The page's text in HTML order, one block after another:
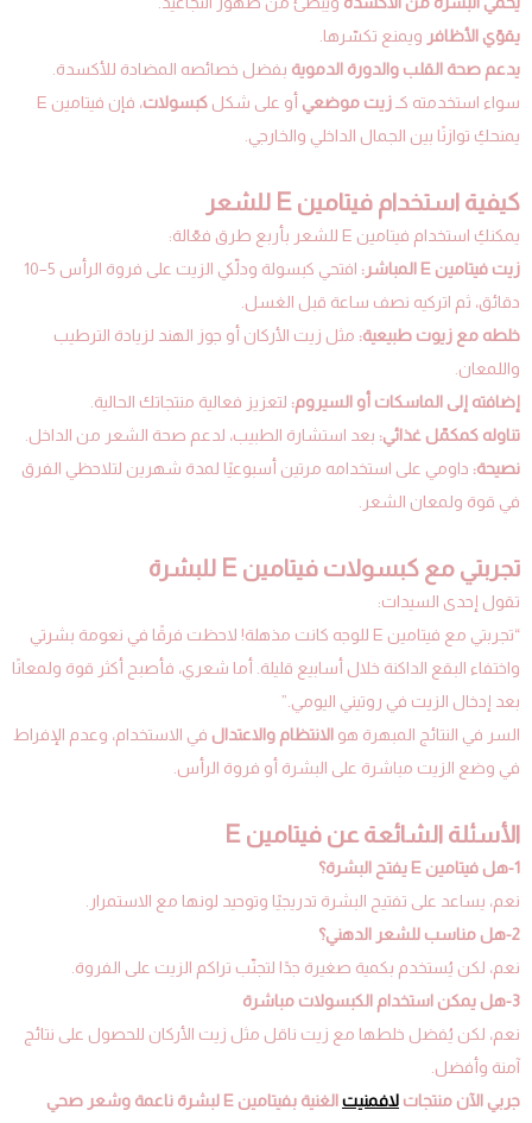
يقوّي الأظافر ويمنع تكسّرها.
يدعم صحة القلب والدورة الدموية بفضل خصائصه المضادة للأكسدة.
سواء استخدمته كـزيت موضعي أو على شكل كبسولات
، فإن فيتامين E
يمنحكِ توازنًا بين الجمال الداخلي والخارجي.
كيفية استخدام فيتامين E للشعر
يمكنكِ استخدام فيتامين E للشعر بأربع طرق فعّالة:
زيت فيتامين E المباشر:
افتحي كبسولة ودلّكي الزيت على فروة الرأس 5–10
دقائق، ثم اتركيه نصف ساعة قبل الغسل.
خلطه مع زيوت طبيعية: مثل زيت الأركان أو جوز الهند لزيادة الترطيب
واللمعان.
إضافته إلى الماسكات أو السيروم: لتعزيز فعالية منتجاتك الحالية.
تناوله كمكمّل غذائي: بعد استشارة الطبيب، لدعم صحة الشعر من الداخل.
نصيحة: داومي على استخدامه مرتين أسبوعيًا لمدة شهرين لتلاحظي الفرق
في قوة ولمعان الشعر.
تجربتي مع كبسولات فيتامين E للبشرة
تقول إحدى السيدات:
“تجربتي مع فيتامين E للوجه كانت مذهلة! لاحظت فرقًا في نعومة بشرتي
واختفاء البقع الداكنة خلال أسابيع قليلة. أما شعري، فأصبح أكثر قوة ولمعانًا
بعد إدخال الزيت في روتيني اليومي.”
السر في النتائج المبهرة هو الانتظام والاعتدال في الاستخدام، وعدم الإفراط
في وضع الزيت مباشرة على البشرة أو فروة الرأس.
الأسئلة الشائعة عن فيتامين E
1-هل فيتامين E يفتح البشرة؟
نعم، يساعد على تفتيح البشرة تدريجيًا وتوحيد لونها مع الاستمرار.
2-هل مناسب للشعر الدهني؟
نعم، لكن يُستخدم بكمية صغيرة جدًا لتجنّب تراكم الزيت على الفروة.
3-هل يمكن استخدام الكبسولات مباشرة
نعم، لكن يُفضل خلطها مع زيت ناقل مثل زيت الأركان للحصول على نتائج
آمنة وأفضل.
جربي الآن منتجات لافمنيت
الغنية بفيتامين E لبشرة ناعمة وشعر صحي